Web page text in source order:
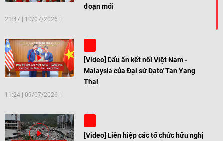
đoạn mới
21:47 | 10/07/2026
[Video] Dấu ấn kết nối Việt Nam -
Malaysia của Đại sứ Dato' Tan Yang
Thai
11:24 | 09/07/2026
[Video] Liên hiệp các tổ chức hữu nghị